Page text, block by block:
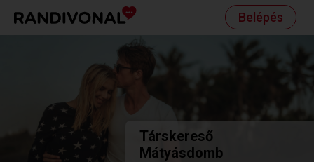
Belépés
Társkereső
Mátyásdomb